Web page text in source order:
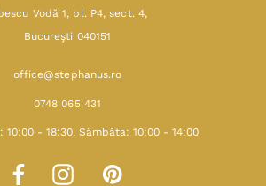
Vodă 1, bl. P4, sect. 4,
Bucureşti 040151
office@stephanus.ro
0748 065 431
10:00 - 18:30, Sâmbăta: 10:00 - 14:00